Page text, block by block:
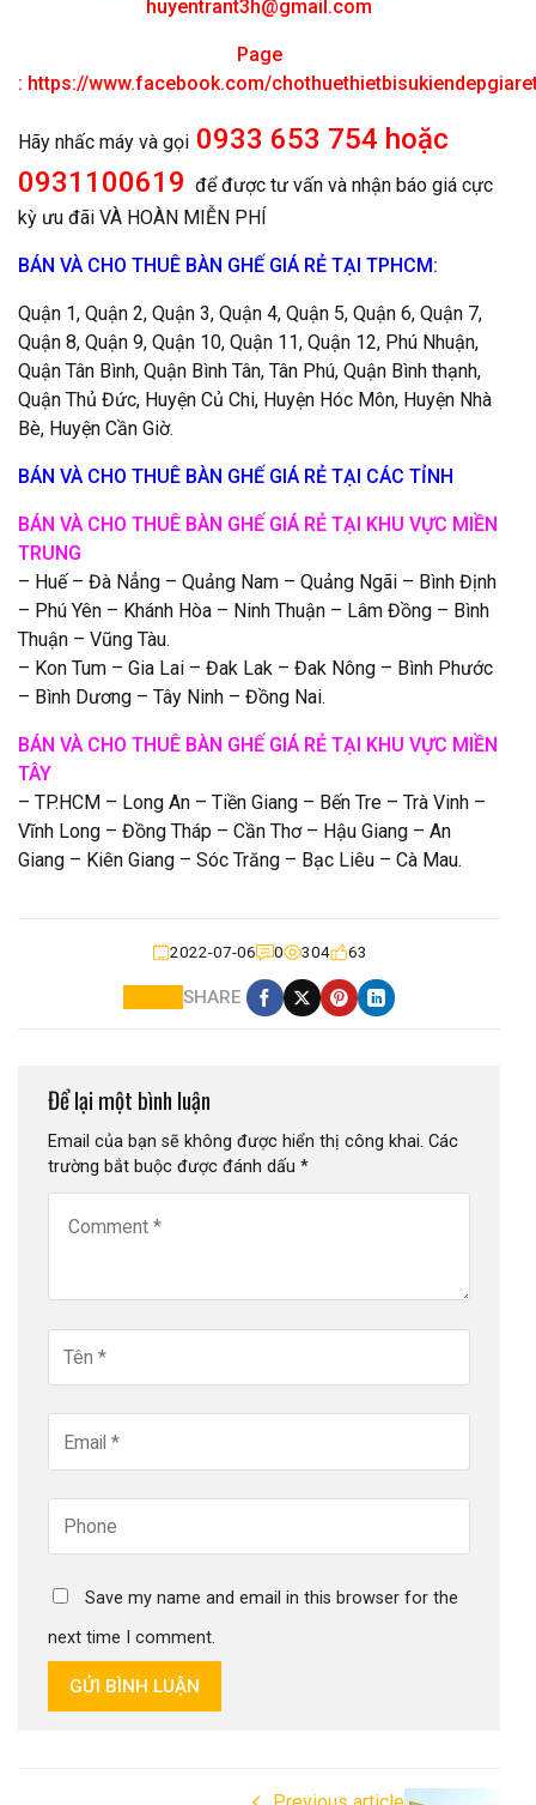
huyentrant3h@gmail.com
Page
: https://www.facebook.com/
Hãy nhấc máy và gọi 0933 653 754 hoặc
0931100619 để được tư vấn và nhận báo giá cực
kỳ ưu đãi VÀ HOÀN MIỄN PHÍ
BÁN VÀ CHO THUÊ BÀN GHẾ GIÁ RẺ TẠI TPHCM:
Quận 1, Quận 2, Quận 3, Quận 4, Quận 5, Quận 6, Quận 7,
Quận 8, Quận 9, Quận 10, Quận 11, Quận 12, Phú Nhuận,
Quận Tân Bình, Quận Bình Tân, Tân Phú, Quận Bình thạnh,
Quận Thủ Đức, Huyện Củ Chi, Huyện Hóc Môn, Huyện Nhà
Bè, Huyện Cần Giờ.
BÁN VÀ CHO THUÊ BÀN GHẾ GIÁ RẺ TẠI CÁC TỈNH
BÁN VÀ CHO THUÊ BÀN GHẾ GIÁ RẺ TẠI KHU VỰC MIỀN
TRUNG
– Huế – Đà Nẳng – Quảng Nam – Quảng Ngãi – Bình Định
– Phú Yên – Khánh Hòa – Ninh Thuận – Lâm Đồng – Bình
Thuận – Vũng Tàu.
– Kon Tum – Gia Lai – Đak Lak – Đak Nông – Bình Phước
– Bình Dương – Tây Ninh – Đồng Nai.
BÁN VÀ CHO THUÊ BÀN GHẾ GIÁ RẺ TẠI KHU VỰC MIỀN
TÂY
– TP.HCM – Long An – Tiền Giang – Bến Tre – Trà Vinh –
Vĩnh Long – Đồng Tháp – Cần Thơ – Hậu Giang – An
Giang – Kiên Giang – Sóc Trăng – Bạc Liêu – Cà Mau.
2022-07-06 0 304 63
SHARE
Để lại một bình luận
Email của bạn sẽ không được hiển thị công khai. Các
trường bắt buộc được đánh dấu *
Save my name and email in this browser for the
next time I comment.
GỬI BÌNH LUẬN